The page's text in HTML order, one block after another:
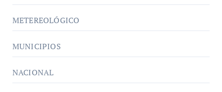
METEREOLÓGICO
MUNICIPIOS
NACIONAL